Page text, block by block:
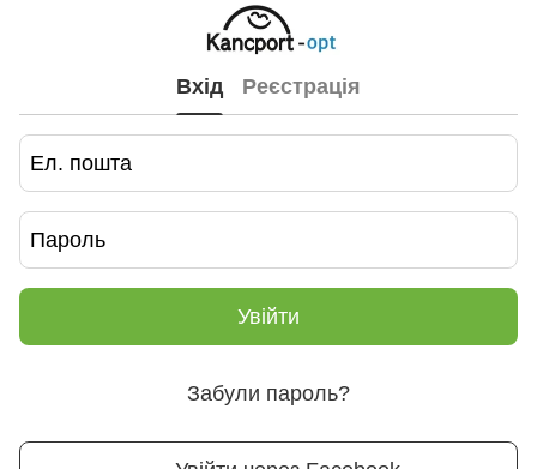
Вхід Реєстрація
Увійти
Забули пароль?